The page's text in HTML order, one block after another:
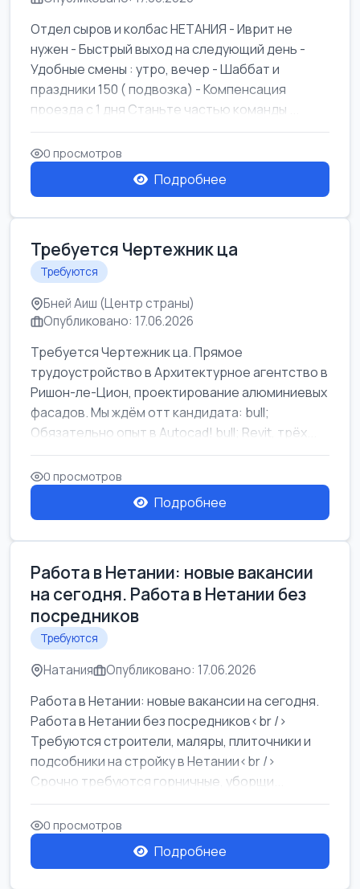
Отдел сыров и колбас НЕТАНИЯ - Иврит не
нужен - Быстрый выход на следующий день -
Удобные смены : утро, вечер - Шаббат и
праздники 150 ( подвозка) - Компенсация
проезда с 1 дня Станьте частью команды ...
0 просмотров
Подробнее
Требуется Чертежник ца
Требуются
Бней Аиш (Центр страны)
Опубликовано: 17.06.2026
Требуется Чертежник ца. Прямое
трудоустройство в Архитектурное агентство в
Ришон-ле-Цион, проектирование алюминиевых
фасадов. Мы ждём отт кандидата: bull;
Обязательно опыт в Autocad! bull; Revit, трёх...
0 просмотров
Подробнее
Работа в Нетании: новые вакансии
на сегодня. Работа в Нетании без
посредников
Требуются
Натания Опубликовано: 17.06.2026
Работа в Нетании: новые вакансии на сегодня.
Работа в Нетании без посредников<br />
Требуются строители, маляры, плиточники и
подсобники на стройку в Нетании<br />
Срочно требуются горничные, уборщи...
0 просмотров
Подробнее